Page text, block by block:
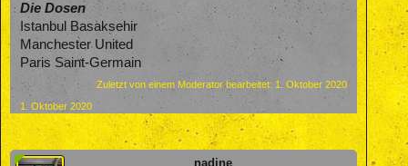
Die Dosen
Istanbul Basaksehir
Manchester United
Paris Saint-Germain
Zuletzt von einem Moderator bearbeitet: 1. Oktober 2020
1. Oktober 2020
nadine